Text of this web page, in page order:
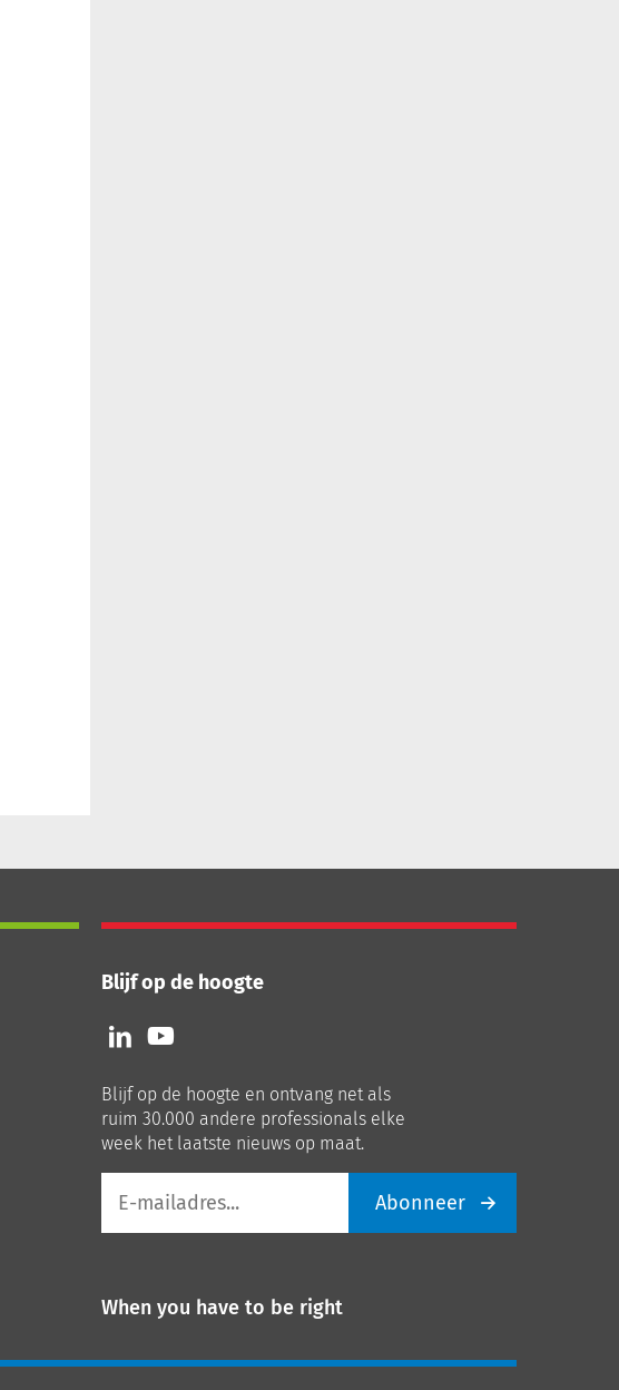
Blijf op de hoogte
Volg
ons
LinkedIn
Volg
ons
Youtube
Blijf op de hoogte en ontvang net als
ruim 30.000 andere professionals elke
week het laatste nieuws op maat.
mailadres
Abonneer
When you have to be right